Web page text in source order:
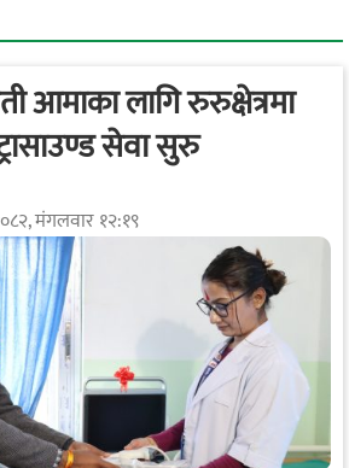
आमाका लागि रुरुक्षेत्रमा
सेवा सुरु
मंगलवार १२:१९